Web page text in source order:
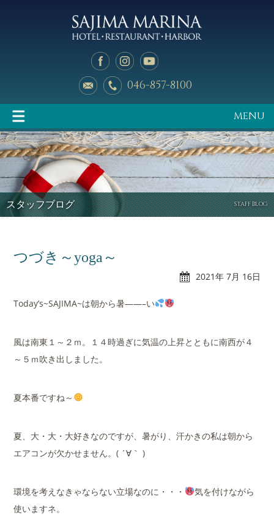
046-857-8100
MENU
イベント情報 マリーナのご案内
釣り天狗
れんたぼー アクセス
STAFF BLOG
スタッフブログ
つづき～yoga～
2021年 7月 16日
Today’s~SAJIMA~は朝から暑——–い
風は南東１～２ｍ。１４時過ぎに気温の上昇とともに南西が４
～５ｍ吹き出しました。
夏本番ですね～
夏、大・大・大好きなのですが、暑がり、汗かきの私は朝から
エアコンが欠かせません。( ´∀｀ )
環境を考えなきゃならない立場なのに・・・
気を付けながら
使いますネ。